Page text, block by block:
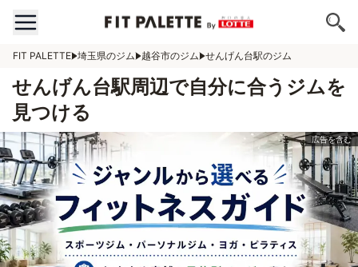
FIT PALETTE 埼玉県のジム 越谷市のジム せんげん台駅のジム
せんげん台駅周辺で自分に合うジムを
見つける